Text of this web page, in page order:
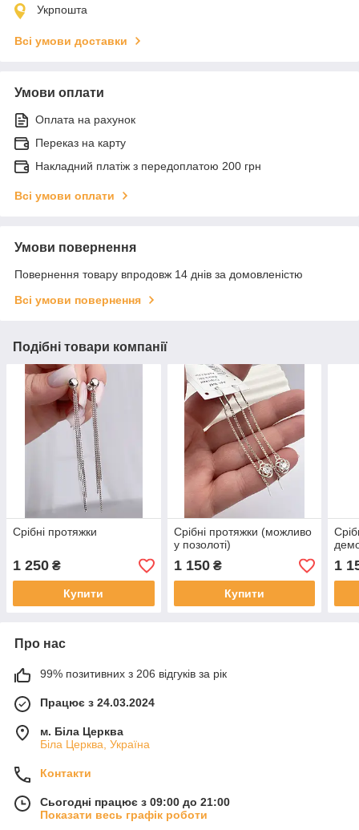
Укрпошта
Всі умови доставки
Умови оплати
Оплата на рахунок
Переказ на карту
Накладний платіж з передоплатою 200 грн
Всі умови оплати
Умови повернення
Повернення товару впродовж 14 днів за домовленістю
Всі умови повернення
Подібні товари компанії
Срібні протяжки
1 250 ₴
Купити
Срібні протяжки (можливо
у позолоті)
1 150₴
Купити
1
Про нас
99% позитивних з 206 відгуків за рік
Працює з 24.03.2024
м. Біла Церква
Біла Церква, Україна
Контакти
Сьогодні працює з 09:00 до 21:00
Показати весь графік роботи